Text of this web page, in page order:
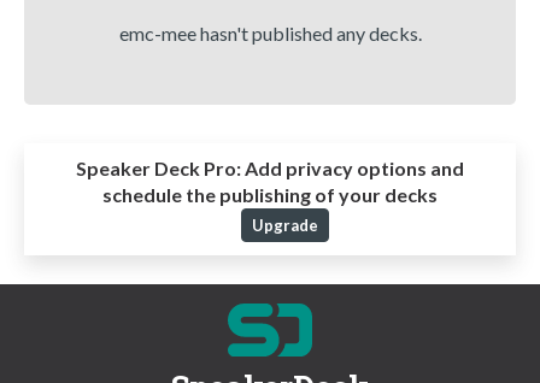
emc-mee hasn't published any decks.
Speaker Deck Pro:Add privacy options and
schedule the publishing of your decks
Upgrade